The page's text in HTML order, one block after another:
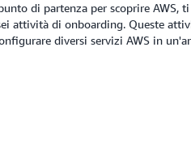
di partenza per scoprire AWS, ti
attività di onboarding. Queste
diversi servizi AWS in